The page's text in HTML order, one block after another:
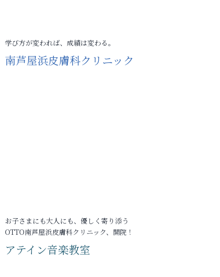
学び方が変われば、成績は変わる。
南芦屋浜皮膚科クリニック
お子さまにも大人にも、優しく寄り添う
OTTO南芦屋浜皮膚科クリニック、開院！
アテイン音楽教室